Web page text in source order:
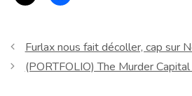
Furlax nous fait décoller, cap sur
(PORTFOLIO) The Murder